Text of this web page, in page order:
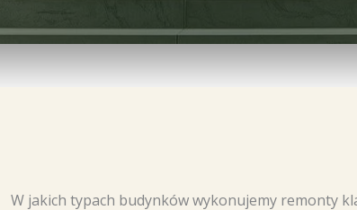
W jakich typach budynków wykonujemy remonty